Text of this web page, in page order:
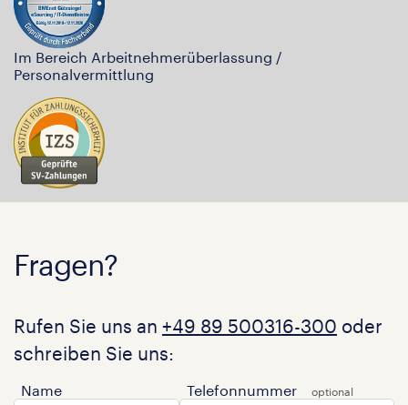
Im Bereich Arbeitnehmerüberlassung /
Personalvermittlung
Fragen?
Rufen Sie uns an +49 89 500316-300 oder
schreiben Sie uns:
Name Telefonnummer